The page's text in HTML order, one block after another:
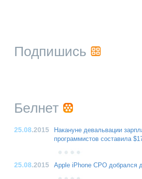
Подпишись
Белнет
25.08.2015
Накануне девальвации
программистов составила
25.08.2015 Apple iPhone CPO добрался